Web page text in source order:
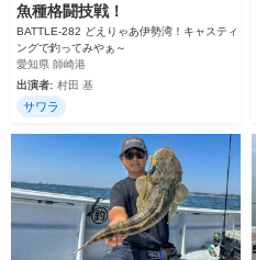
魚種格闘技戦！
BATTLE-282 どえりゃあ伊勢湾！キャスティ
ングで釣ってみやぁ～
愛知県 師崎港
出演者: 村田 基
サワラ